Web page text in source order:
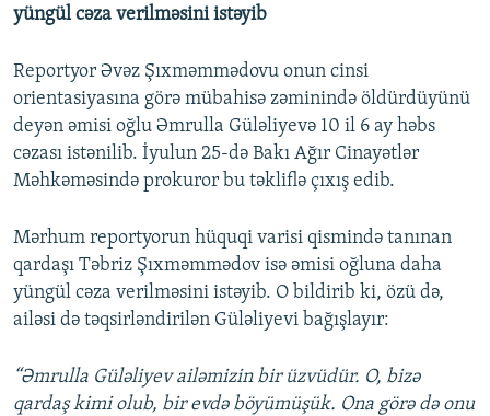
yüngül cəza verilməsini istəyib
Reportyor Əvəz Şıxməmmədovu onun cinsi
orientasiyasına görə mübahisə zəminində öldürdüyünü
deyən əmisi oğlu Əmrulla Güləliyevə 10 il 6 ay həbs
cəzası istənilib. İyulun 25-də Bakı Ağır Cinayətlər
Məhkəməsində prokuror bu təkliflə çıxış edib.
Mərhum reportyorun hüquqi varisi qismində tanınan
qardaşı Təbriz Şıxməmmədov isə əmisi oğluna daha
yüngül cəza verilməsini istəyib. O bildirib ki, özü də,
ailəsi də təqsirləndirilən Güləliyevi bağışlayır:
“Əmrulla Güləliyev ailəmizin bir üzvüdür. O, bizə
qardaş kimi olub, bir evdə böyümüşük. Ona görə də onu